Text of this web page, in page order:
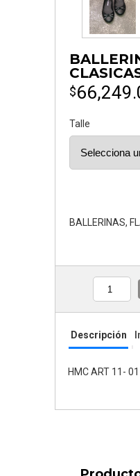
$
Talle
BALLERINAS,
Cantidad
Descripción
HMC ART 11- 01